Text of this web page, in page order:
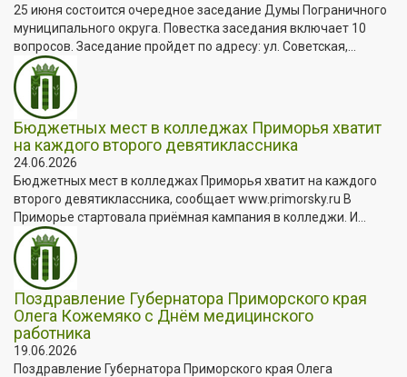
25 июня состоится очередное заседание Думы Пограничного
муниципального округа. Повестка заседания включает 10
вопросов. Заседание пройдет по адресу: ул. Советская,...
Бюджетных мест в колледжах Приморья хватит
на каждого второго девятиклассника
24.06.2026
Бюджетных мест в колледжах Приморья хватит на каждого
второго девятиклассника, сообщает www.primorsky.ru В
Приморье стартовала приёмная кампания в колледжи. И...
Поздравление Губернатора Приморского края
Олега Кожемяко с Днём медицинского
работника
19.06.2026
Поздравление Губернатора Приморского края Олега